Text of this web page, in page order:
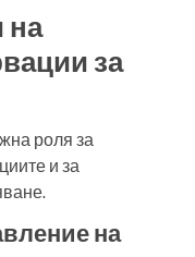
на
за
роля за
и за
на